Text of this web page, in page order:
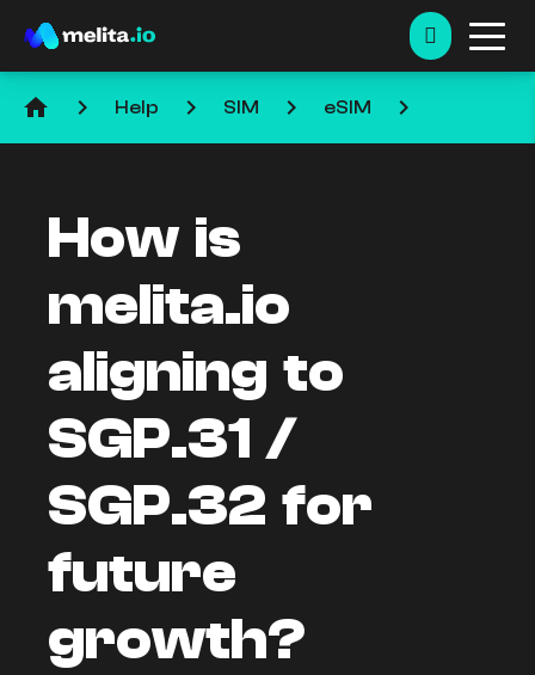
home keyboard_arrow_right Help keyboard_arrow_right SIM keyboard_arrow_right eSIM keyboard_arrow_right
How is
melita.io
aligning to
SGP.31 /
SGP.32 for
future
growth?